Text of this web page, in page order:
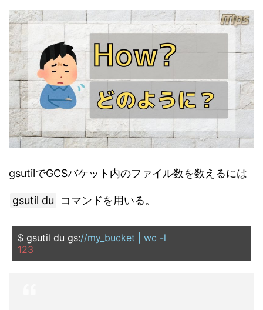
gsutilでGCSバケット内のファイル数を数えるには
gsutil du コマンドを用いる。
$ gsutil du gs://my_bucket | wc -l
123